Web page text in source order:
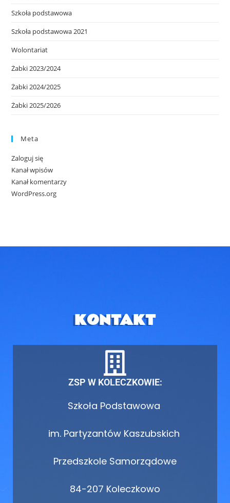
Szkoła podstawowa
Szkoła podstawowa 2021
Wolontariat
Żabki 2023/2024
Żabki 2024/2025
Żabki 2025/2026
Meta
Zaloguj się
Kanał wpisów
Kanał komentarzy
WordPress.org
KONTAKT
ZSP W KOLECZKOWIE:
Szkoła Podstawowa
im. Partyzantów Kaszubskich
Przedszkole Samorządowe
84-207 Koleczkowo